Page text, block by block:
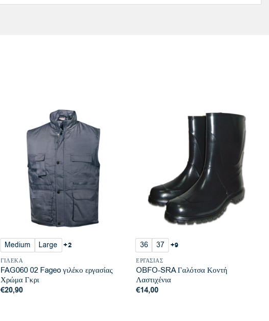
Medium Large +2
ΓΙΛΈΚΑ
FAG060 02 Fageo γιλέκο εργασίας
Χρώμα Γκρι
€20,90
36 37 +9
ΕΡΓΑΣΊΑΣ
OBFO-SRA Γαλότσα Κοντή
Λαστιχένια
€14,00